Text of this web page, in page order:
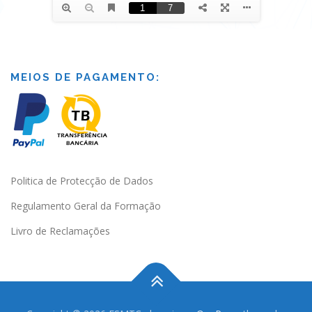
MEIOS DE PAGAMENTO:
Politica de Protecção de Dados
Regulamento Geral da Formação
Livro de Reclamações